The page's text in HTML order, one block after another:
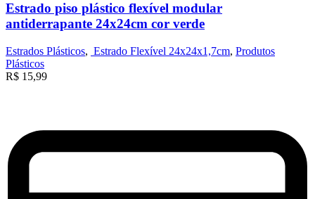
Estrado piso plástico flexível modular
antiderrapante 24x24cm cor verde
Estrados Plásticos, Estrado Flexível 24x24x1,7cm, Produtos
Plásticos
R$ 15,99